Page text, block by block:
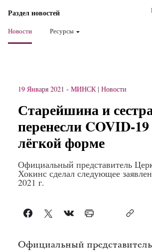
Раздел новостей
Новости Ресурсы
19 Января 2021 - МИНСК Новости
Старейшина и
перенесли COVID-
лёгкой форме
Официальный представитель
Хокинс сделал следующее
2021 г.
Официальный